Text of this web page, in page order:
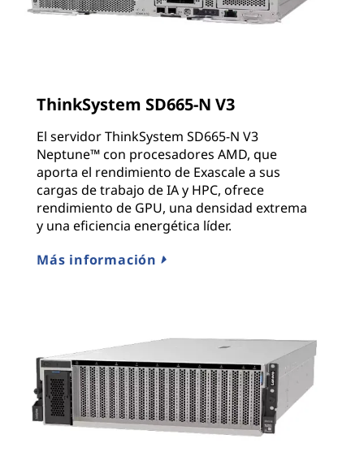
ThinkSystem SD665-N V3
El servidor ThinkSystem SD665-N V3
Neptune™ con procesadores AMD, que
aporta el rendimiento de Exascale a sus
cargas de trabajo de IA y HPC, ofrece
rendimiento de GPU, una densidad extrema
y una eficiencia energética líder.
Más información